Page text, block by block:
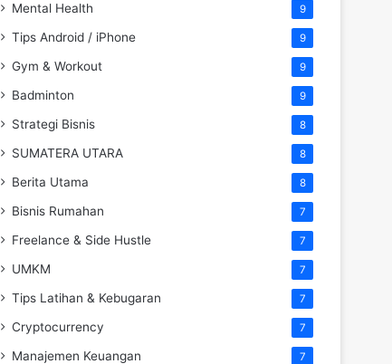
Mental Health 9
Tips Android / iPhone 9
Gym & Workout 9
Badminton 9
Strategi Bisnis 8
SUMATERA UTARA 8
Berita Utama 8
Bisnis Rumahan 7
Freelance & Side Hustle 7
UMKM 7
Tips Latihan & Kebugaran 7
Cryptocurrency 7
Manajemen Keuangan 7